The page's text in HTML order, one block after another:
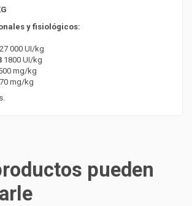
y fisiológicos:
000 UI/kg
1800 UI/kg
mg/kg
mg/kg
pueden